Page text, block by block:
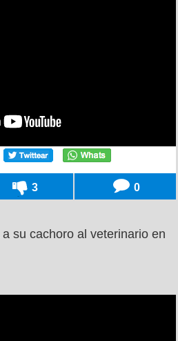
3 0
su cachoro al veterinario en